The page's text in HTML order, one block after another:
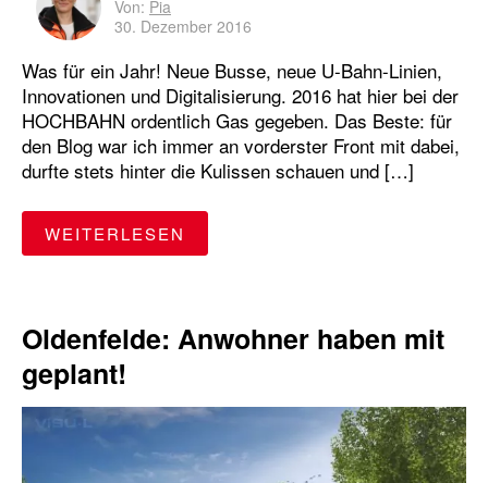
Von: Pia
30. Dezember 2016
Was für ein Jahr! Neue Busse, neue U-Bahn-Linien,
Innovationen und Digitalisierung. 2016 hat hier bei der
HOCHBAHN ordentlich Gas gegeben. Das Beste: für
den Blog war ich immer an vorderster Front mit dabei,
durfte stets hinter die Kulissen schauen und […]
WEITERLESEN
Oldenfelde: Anwohner haben mit
geplant!